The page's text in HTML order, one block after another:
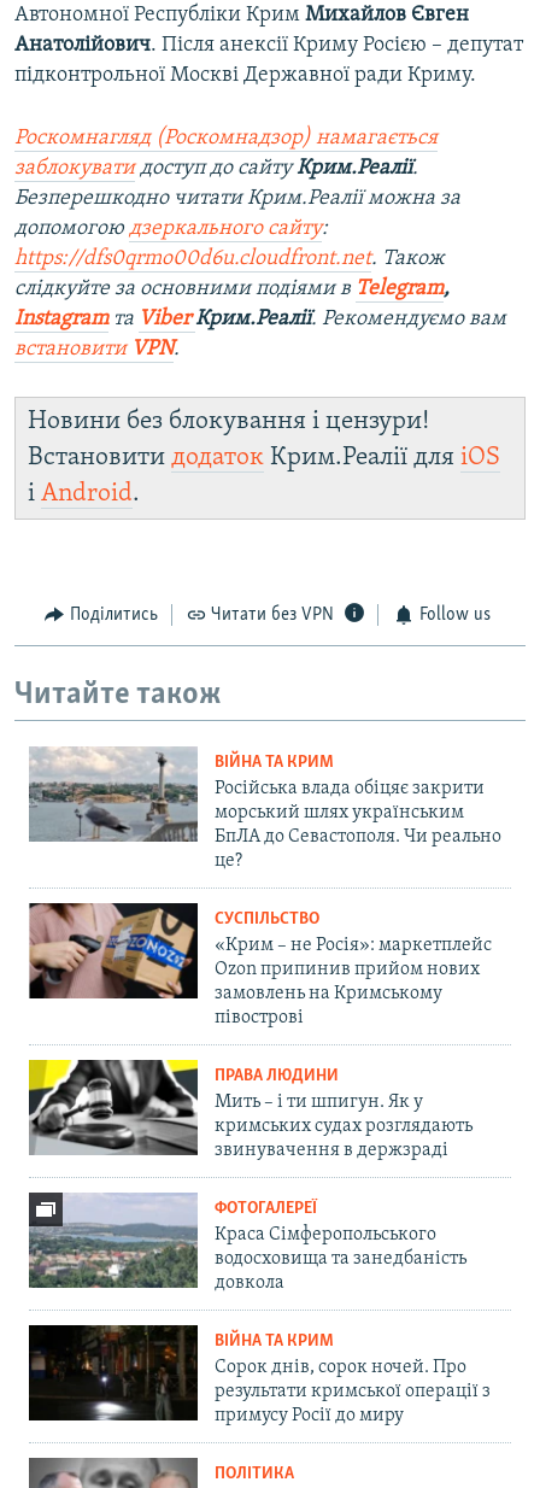
Автономної Республіки Крим Михайлов Євген
Анатолійович. Після анексії Криму Росією – депутат
підконтрольної Москві Державної ради Криму.
Роскомнагляд (Роскомнадзор) намагається
заблокуватидоступ до сайтуКрим.Реалії.
Безперешкодно читати Крим.Реалії можна за
допомогою дзеркального сайту:
https://dfs0qrmo00d6u.cloudfront.net. Також
слідкуйте за основними подіями в Telegram,
Instagramта ViberКрим.Реалії. Рекомендуємо вам
встановити VPN.
Новини без блокування і цензури!
Встановити додаток Крим.Реалії для iOS
і Android.
Поділитись Читати без VPN Follow us
Читайте також
ВІЙНА ТА КРИМ
Російська влада обіцяє закрити
морський шлях українським
БпЛА до Севастополя. Чи реально
це?
СУСПІЛЬСТВО
«Крим – не Росія»: маркетплейс
Ozon припинив прийом нових
замовлень на Кримському
півострові
ПРАВА ЛЮДИНИ
Мить – і ти шпигун. Як у
кримських судах розглядають
звинувачення в держзраді
ФОТОГАЛЕРЕЇ
Краса Сімферопольського
водосховища та занедбаність
довкола
ВІЙНА ТА КРИМ
Сорок днів, сорок ночей. Про
результати кримської операції з
примусу Росії до миру
ПОЛІТИКА